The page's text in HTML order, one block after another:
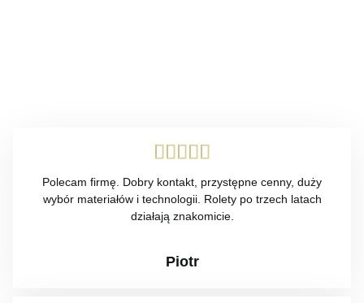

Polecam firmę. Dobry kontakt, przystępne cenny, duży
wybór materiałów i technologii. Rolety po trzech latach
działają znakomicie.
Piotr